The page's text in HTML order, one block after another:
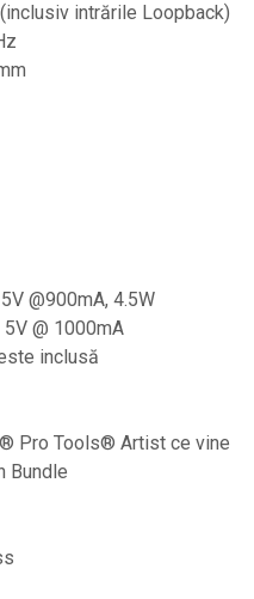
intrările Loopback)
@900mA, 4.5W
@ 1000mA
inclusă
Pro Tools® Artist ce vine
Bundle